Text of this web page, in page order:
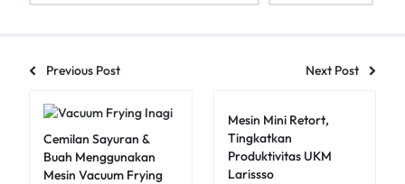
Previous Post Next Post
Cemilan Sayuran &
Buah Menggunakan
Mesin Vacuum Frying
Mesin Mini Retort,
Tingkatkan
Produktivitas UKM
Larissso